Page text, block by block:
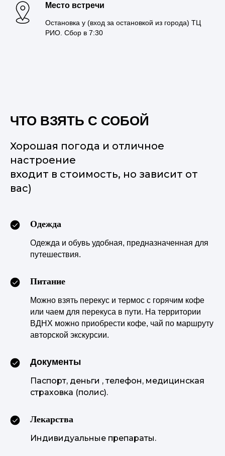
Место встречи
Остановка у (вход за остановкой из города) ТЦ
РИО. Сбор в 7:30
ЧТО ВЗЯТЬ С СОБОЙ
Хорошая погода и отличное
настроение
входит в стоимость, но зависит от
вас)
Одежда
Одежда и обувь удобная, предназначенная для
путешествия.
Питание
Можно взять перекус и термос с горячим кофе
или чаем для перекуса в пути. На территории
ВДНХ можно приобрести кофе, чай по маршруту
авторской экскурсии.
Документы
Паспорт, деньги , телефон, медицинская
страховка (полис).
Лекарства
Индивидуальные препараты.